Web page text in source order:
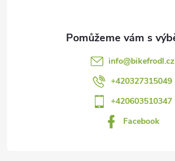
info@bikefrodl.cz
+420327315049
+420603510347
Facebook